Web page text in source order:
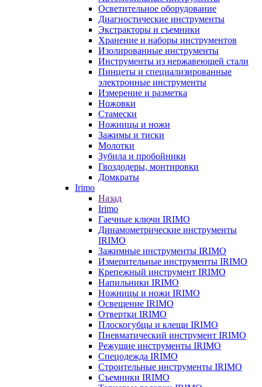
Осветительное оборудование
Диагностические инструменты
Экстракторы и съемники
Хранение и наборы инструментов
Изолированные инструменты
Инструменты из нержавеющей стали
Пинцеты и специализированные
электронные инструменты
Измерение и разметка
Ножовки
Стамески
Ножницы и ножи
Зажимы и тиски
Молотки
Зубила и пробойники
Гвоздодеры, монтировки
Домкраты
Irimo
Назад
Irimo
Гаечные ключи IRIMO
Динамометрические инструменты
IRIMO
Зажимные инструменты IRIMO
Измерительные инструменты IRIMO
Крепежный инструмент IRIMO
Напильники IRIMO
Ножницы и ножи IRIMO
Освещение IRIMO
Отвертки IRIMO
Плоскогубцы и клещи IRIMO
Пневматический инструмент IRIMO
Режущие инструменты IRIMO
Спецодежда IRIMO
Строительные инструменты IRIMO
Съемники IRIMO